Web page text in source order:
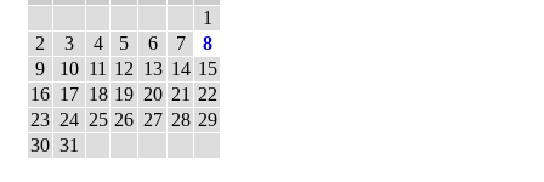
1
2
3 4 5 6 7
8
9
10 11 12 13 14 15
16 17 18 19 20 21 22
23 24 25 26 27 28 29
30 31